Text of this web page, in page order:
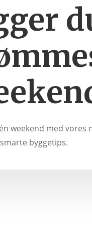
weekend med vores
byggetips.